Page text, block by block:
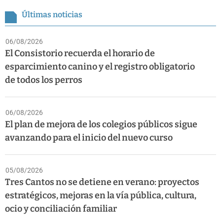
Últimas noticias
06/08/2026
El Consistorio recuerda el horario de
esparcimiento canino y el registro obligatorio
de todos los perros
06/08/2026
El plan de mejora de los colegios públicos sigue
avanzando para el inicio del nuevo curso
05/08/2026
Tres Cantos no se detiene en verano: proyectos
estratégicos, mejoras en la vía pública, cultura,
ocio y conciliación familiar